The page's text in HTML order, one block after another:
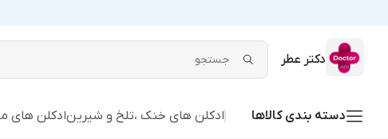
دکتر عطر
دسته بندی کالاها ادکلن های خنک ،تلخ و شیرینادکلن های